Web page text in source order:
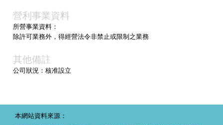
營利事業資料
所營事業資料：
除許可業務外，得經營法令非禁止或限制之業務
其他備註
公司狀況：核准設立
本網站資料來源：